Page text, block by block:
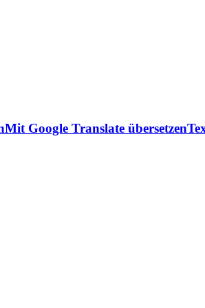
Google Translate